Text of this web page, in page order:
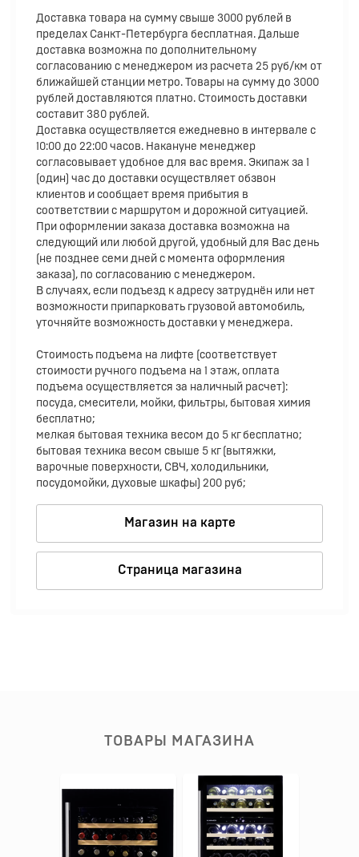
Доставка товара на сумму свыше 3000 рублей в
пределах Санкт-Петербурга бесплатная. Дальше
доставка возможна по дополнительному
согласованию с менеджером из расчета 25 руб/км от
ближайшей станции метро. Товары на сумму до 3000
рублей доставляются платно. Стоимость доставки
составит 380 рублей.
Доставка осуществляется ежедневно в интервале с
10:00 до 22:00 часов. Накануне менеджер
согласовывает удобное для вас время. Экипаж за 1
(один) час до доставки осуществляет обзвон
клиентов и сообщает время прибытия в
соответствии с маршрутом и дорожной ситуацией.
При оформлении заказа доставка возможна на
следующий или любой другой, удобный для Вас день
(не позднее семи дней с момента оформления
заказа), по согласованию с менеджером.
В случаях, если подъезд к адресу затруднён или нет
возможности припарковать грузовой автомобиль,
уточняйте возможность доставки у менеджера.
Стоимость подъема на лифте (соответствует
стоимости ручного подъема на 1 этаж, оплата
подъема осуществляется за наличный расчет):
посуда, смесители, мойки, фильтры, бытовая химия
бесплатно;
мелкая бытовая техника весом до 5 кг бесплатно;
бытовая техника весом свыше 5 кг (вытяжки,
варочные поверхности, СВЧ, холодильники,
посудомойки, духовые шкафы) 200 руб;
Магазин на карте
Страница магазина
ТОВАРЫ МАГАЗИНА